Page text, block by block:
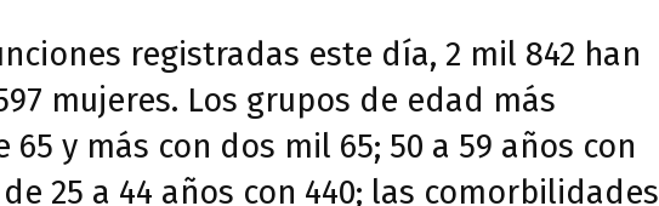
registradas este día, 2 mil 842 han
mujeres. Los grupos de edad más
y más con dos mil 65; 50 a 59 años con
de 25 a 44 años con 440; las comorbilidades